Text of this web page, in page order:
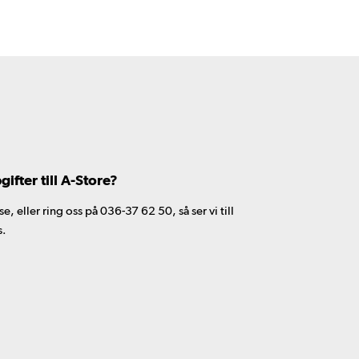
till A-Store?
eller ring oss på 036-37 62 50, så ser vi till